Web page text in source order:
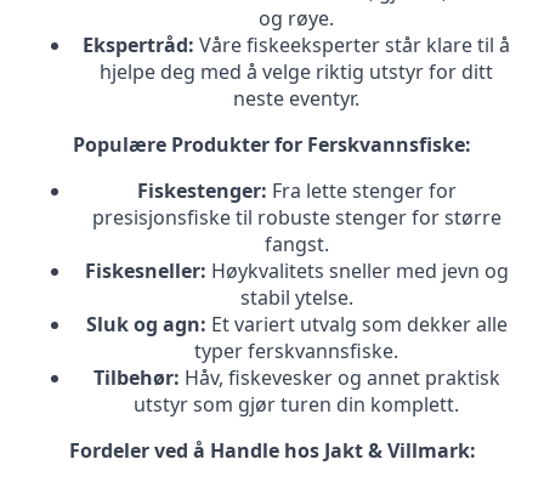
og røye.
Ekspertråd: Våre fiskeeksperter står klare til å
hjelpe deg med å velge riktig utstyr for ditt
neste eventyr.
Populære Produkter for Ferskvannsfiske:
Fiskestenger: Fra lette stenger for
presisjonsfiske til robuste stenger for større
fangst.
Fiskesneller: Høykvalitets sneller med jevn og
stabil ytelse.
Sluk og agn: Et variert utvalg som dekker alle
typer ferskvannsfiske.
Tilbehør: Håv, fiskevesker og annet praktisk
utstyr som gjør turen din komplett.
Fordeler ved å Handle hos Jakt & Villmark: